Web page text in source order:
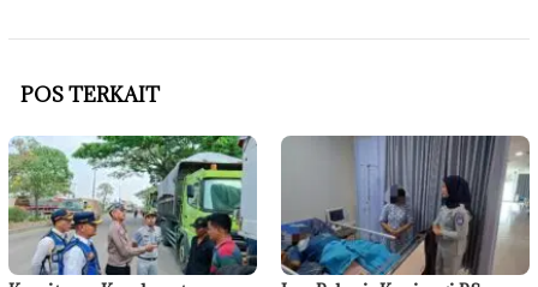
POS TERKAIT